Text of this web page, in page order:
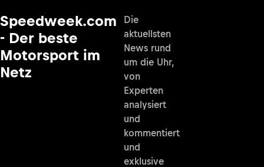
Speedweek.com
- Der beste
Motorsport im
Netz
Die
aktuellsten
News rund
um die Uhr,
von
Experten
analysiert
und
kommentiert
und
exklusive